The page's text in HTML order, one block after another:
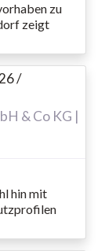
zu
zeigt
/
& Co KG |
hin mit